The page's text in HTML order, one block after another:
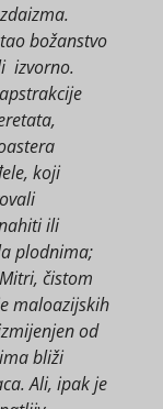
božanstvo
izvorno.
koji
ili
plodnima;
čistom
maloazijskih
od
bliži
Ali, ipak je